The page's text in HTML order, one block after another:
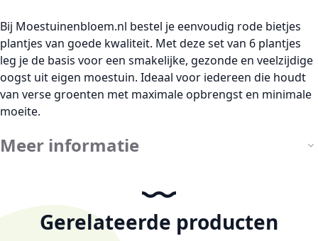
Bij Moestuinenbloem.nl bestel je eenvoudig rode bietjes
plantjes van goede kwaliteit. Met deze set van 6 plantjes
leg je de basis voor een smakelijke, gezonde en veelzijdige
oogst uit eigen moestuin. Ideaal voor iedereen die houdt
van verse groenten met maximale opbrengst en minimale
moeite.
Meer informatie
Gerelateerde producten